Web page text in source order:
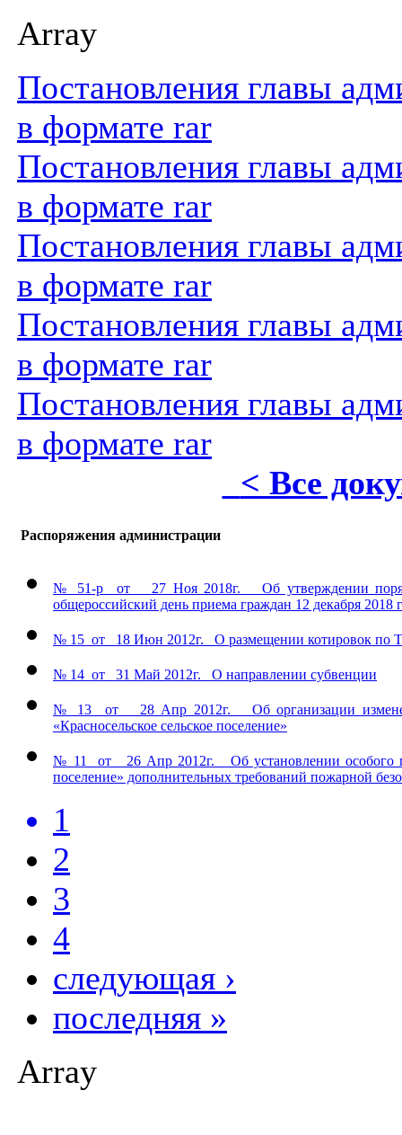
Array
Постановления главы
в формате rar
Постановления главы
в формате rar
Постановления главы
в формате rar
Постановления главы
в формате rar
Постановления главы
в формате rar
< Все
Распоряжения администрации
№ 51-р от 27 Ноя 2018г. Об утверждении
общероссийский день приема граждан 12 декабря 2018
№ 15 от 18 Июн 2012г. О размещении котировок по
№ 14 от 31 Май 2012г. О направлении субвенции
№ 13 от 28 Апр 2012г. Об организации
«Красносельское сельское поселение»
№ 11 от 26 Апр 2012г. Об установлении особого
поселение» дополнительных требований пожарной
1
2
3
4
следующая ›
последняя »
Array